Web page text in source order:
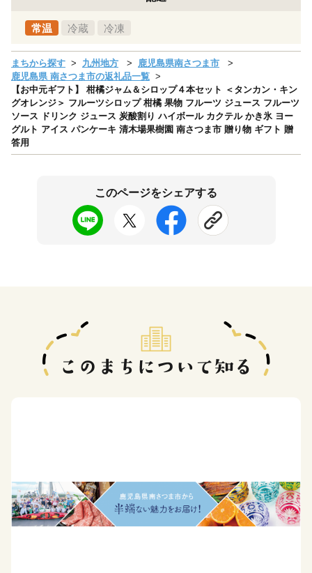
常温 冷蔵 冷凍
まちから探す 九州地方
鹿児島県南さつま市
鹿児島県 南さつま市の返礼品一覧
【お中元ギフト】 柑橘ジャム＆シロップ４本セット ＜タンカン・キン
グオレンジ＞ フルーツシロップ 柑橘 果物 フルーツ ジュース フルーツ
ソース ドリンク ジュース 炭酸割り ハイボール カクテル かき氷 ヨー
グルト アイス パンケーキ 清木場果樹園 南さつま市 贈り物 ギフト 贈
答用
このページをシェアする